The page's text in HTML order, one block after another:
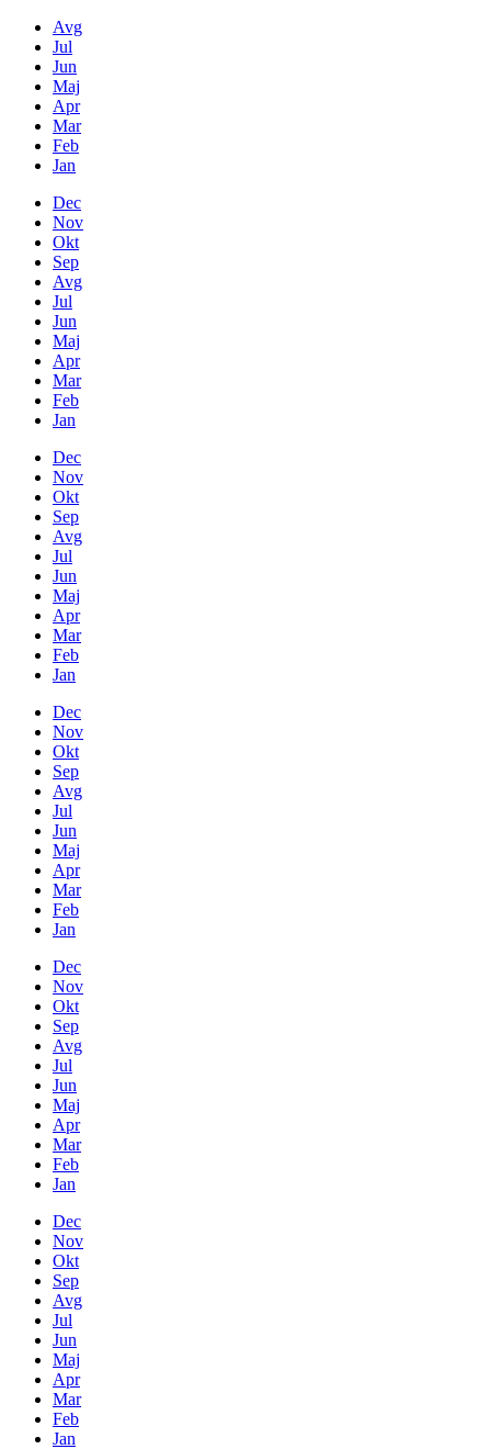
Avg
Jul
Jun
Maj
Apr
Mar
Feb
Jan
Dec
Nov
Okt
Sep
Avg
Jul
Jun
Maj
Apr
Mar
Feb
Jan
Dec
Nov
Okt
Sep
Avg
Jul
Jun
Maj
Apr
Mar
Feb
Jan
Dec
Nov
Okt
Sep
Avg
Jul
Jun
Maj
Apr
Mar
Feb
Jan
Dec
Nov
Okt
Sep
Avg
Jul
Jun
Maj
Apr
Mar
Feb
Jan
Dec
Nov
Okt
Sep
Avg
Jul
Jun
Maj
Apr
Mar
Feb
Jan